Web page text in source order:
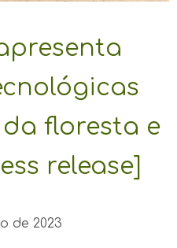
floresta e
release]
de 2023